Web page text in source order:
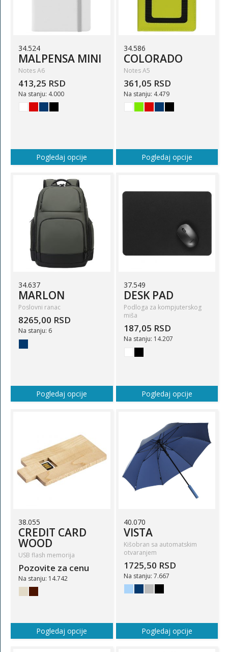
34.524
MALPENSA MINI
Notes A6
413,25 RSD
Na stanju: 4.000
Pogledaj opcije
34.586
COLORADO
Notes A5
361,05 RSD
Na stanju: 4.479
Pogledaj opcije
34.637
MARLON
Poslovni ranac
8265,00 RSD
Na stanju: 6
Pogledaj opcije
37.549
DESK PAD
Podloga za kompjuterskog
miša
187,05 RSD
Na stanju: 14.207
Pogledaj opcije
38.055
CREDIT CARD
WOOD
USB flash memorija
Pozovite za cenu
Na stanju: 14.742
Pogledaj opcije
40.070
VISTA
Kišobran sa automatskim
otvaranjem
1725,50 RSD
Na stanju: 7.667
Pogledaj opcije